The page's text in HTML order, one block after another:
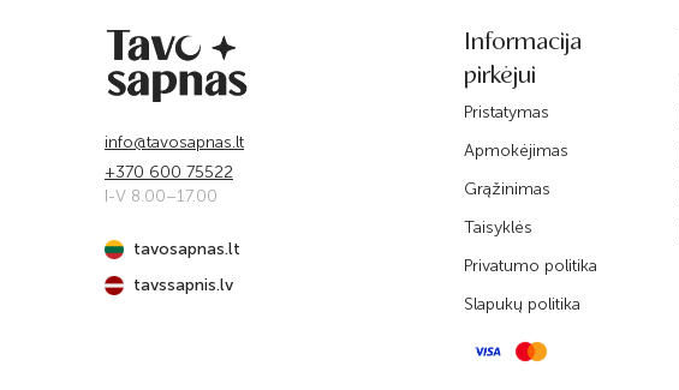
Informacija
pirkėjui
Pristatymas
Apmokėjimas
Grąžinimas
Taisyklės
Privatumo politika
Slapukų politika
info@tavosapnas.lt
+370 600 75522
I-V 8.00–17.00
tavosapnas.lt
tavssapnis.lv